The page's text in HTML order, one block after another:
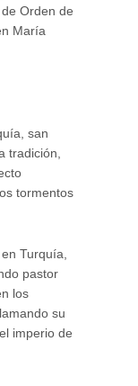
Orden de
María
san
tradición,
tormentos
Turquía,
pastor
los
su
imperio de